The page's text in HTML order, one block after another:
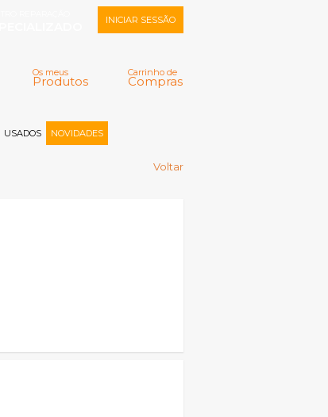
Carrinho de
Compras
Os meus
Produtos
INICIAR SESSÃO
Memorizar
Registar |
USADOS NOVIDADES
Voltar